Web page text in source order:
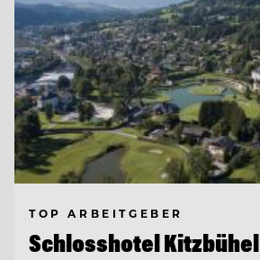
TOP ARBEITGEBER
Schlosshotel Kitzbühel